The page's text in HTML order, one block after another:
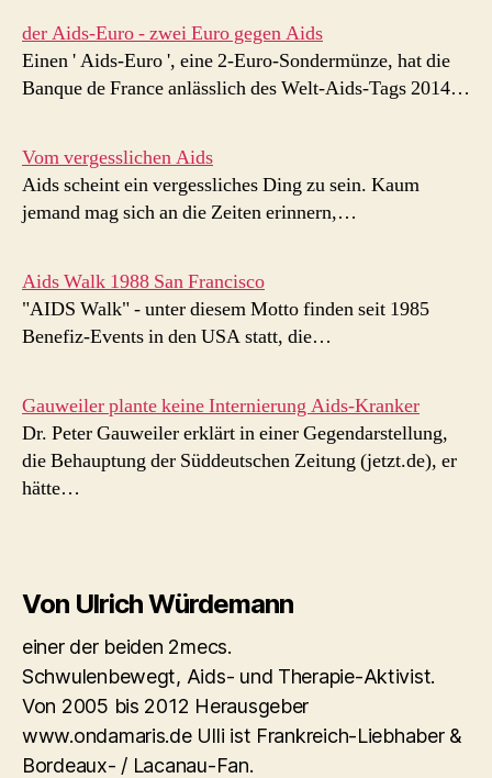
der Aids-Euro - zwei Euro gegen Aids
Einen ' Aids-Euro ', eine 2-Euro-Sondermünze, hat die
Banque de France anlässlich des Welt-Aids-Tags 2014…
Vom vergesslichen Aids
Aids scheint ein vergessliches Ding zu sein. Kaum
jemand mag sich an die Zeiten erinnern,…
Aids Walk 1988 San Francisco
"AIDS Walk" - unter diesem Motto finden seit 1985
Benefiz-Events in den USA statt, die…
Gauweiler plante keine Internierung Aids-Kranker
Dr. Peter Gauweiler erklärt in einer Gegendarstellung,
die Behauptung der Süddeutschen Zeitung (jetzt.de), er
hätte…
Von Ulrich Würdemann
einer der beiden 2mecs.
Schwulenbewegt, Aids- und Therapie-Aktivist.
Von 2005 bis 2012 Herausgeber
www.ondamaris.de Ulli ist Frankreich-Liebhaber &
Bordeaux- / Lacanau-Fan.